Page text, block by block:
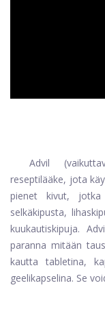
Advil
reseptilääke, jota
pienet kivut, jotka
selkäkipusta,
kuukautiskipuja.
paranna mitään
kautta tabletina,
geelikapselina. Se